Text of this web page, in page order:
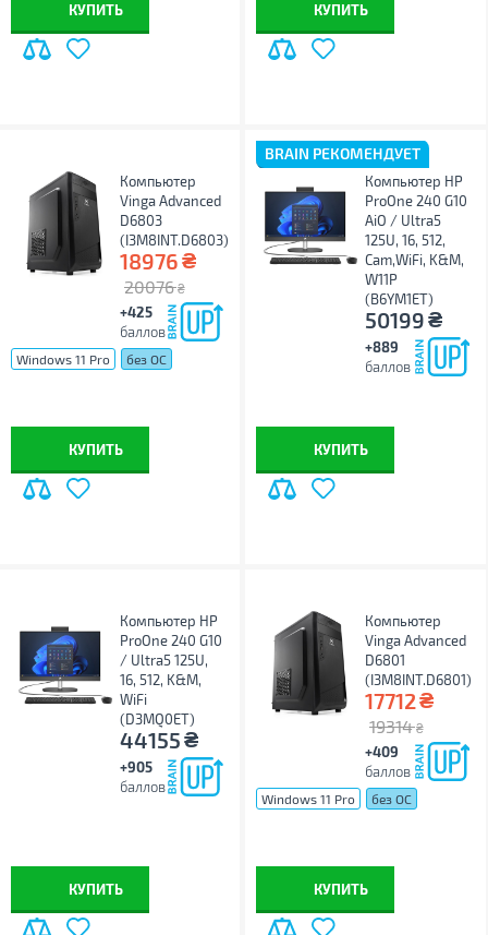
КУПИТЬ КУПИТЬ
Компьютер
Vinga Advanced
D6803
(I3M8INT.D6803)
18976₴
20076 ₴
+425
баллов
Windows 11 Pro без ОС
КУПИТЬ
BRAIN РЕКОМЕНДУЕТ
Компьютер HP
ProOne 240 G10
AiO / Ultra5
125U, 16, 512,
Cam,WiFi, K&M,
W11P
(B6YM1ET)
50199₴
+889
баллов
КУПИТЬ
Компьютер HP
ProOne 240 G10
/ Ultra5 125U,
16, 512, K&M,
WiFi
(D3MQ0ET)
44155₴
+905
баллов
КУПИТЬ
Компьютер
Vinga Advanced
D6801
(I3M8INT.D6801)
17712₴
19314 ₴
+409
баллов
Windows 11 Pro без ОС
КУПИТЬ